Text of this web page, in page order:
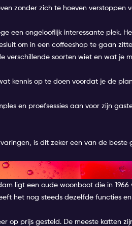
zonder zich te hoeven verstoppen
een ongelooflijk interessante plek.
om in een coffeeshop te gaan
verschillende soorten wiet en wat je
kennis op te doen voordat je de
en proefsessies aan voor zijn
is dit zeker een van de
ligt een oude woonboot die in
het nog steeds dezelfde functies
op prijs gesteld. De meeste katten